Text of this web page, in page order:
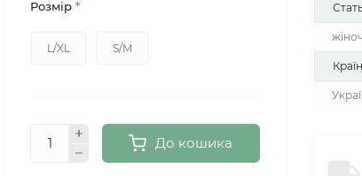
Розмір *
L/XL S/M
До кошика